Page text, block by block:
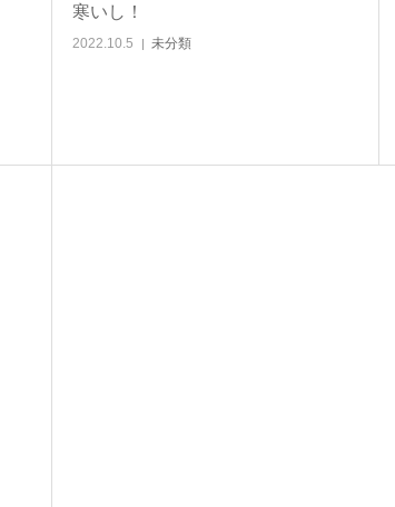
寒いし！
2022.10.5 未分類